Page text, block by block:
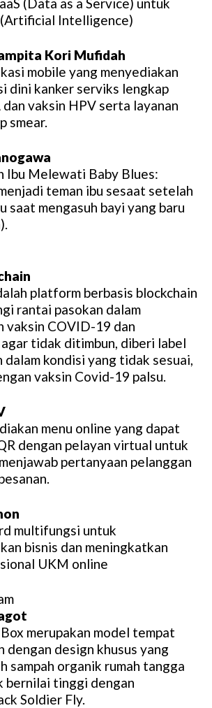
Intelligence)
Kori Mufidah
mobile yang menyediakan
dini kanker serviks lengkap
vaksin HPV serta layanan
smear.
Ibu Melewati Baby Blues:
teman ibu sesaat setelah
saat mengasuh bayi yang baru
platform berbasis blockchain
rantai pasokan dalam
vaksin COVID-19 dan
tidak ditimbun, diberi label
dalam kondisi yang tidak sesuai,
vaksin Covid-19 palsu.
menu online yang dapat
dengan pelayan virtual untuk
pertanyaan pelanggan
multifungsi untuk
bisnis dan meningkatkan
UKM online
merupakan model tempat
dengan design khusus yang
sampah organik rumah tangga
bernilai tinggi dengan
Soldier Fly.